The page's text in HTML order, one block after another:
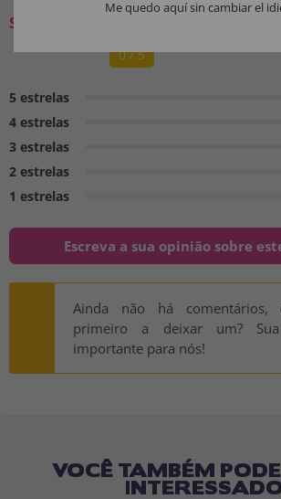
Seja o primeiro a deixar a sua opinião
0 / 5
5 estrelas
4 estrelas
3 estrelas
2 estrelas
1 estrelas
Escreva a sua opinião sobre
Ainda não há
primeiro a deixar um?
importante para nós!
VOCÊ TAMBÉM
Me quedo aquí sin cambiar el